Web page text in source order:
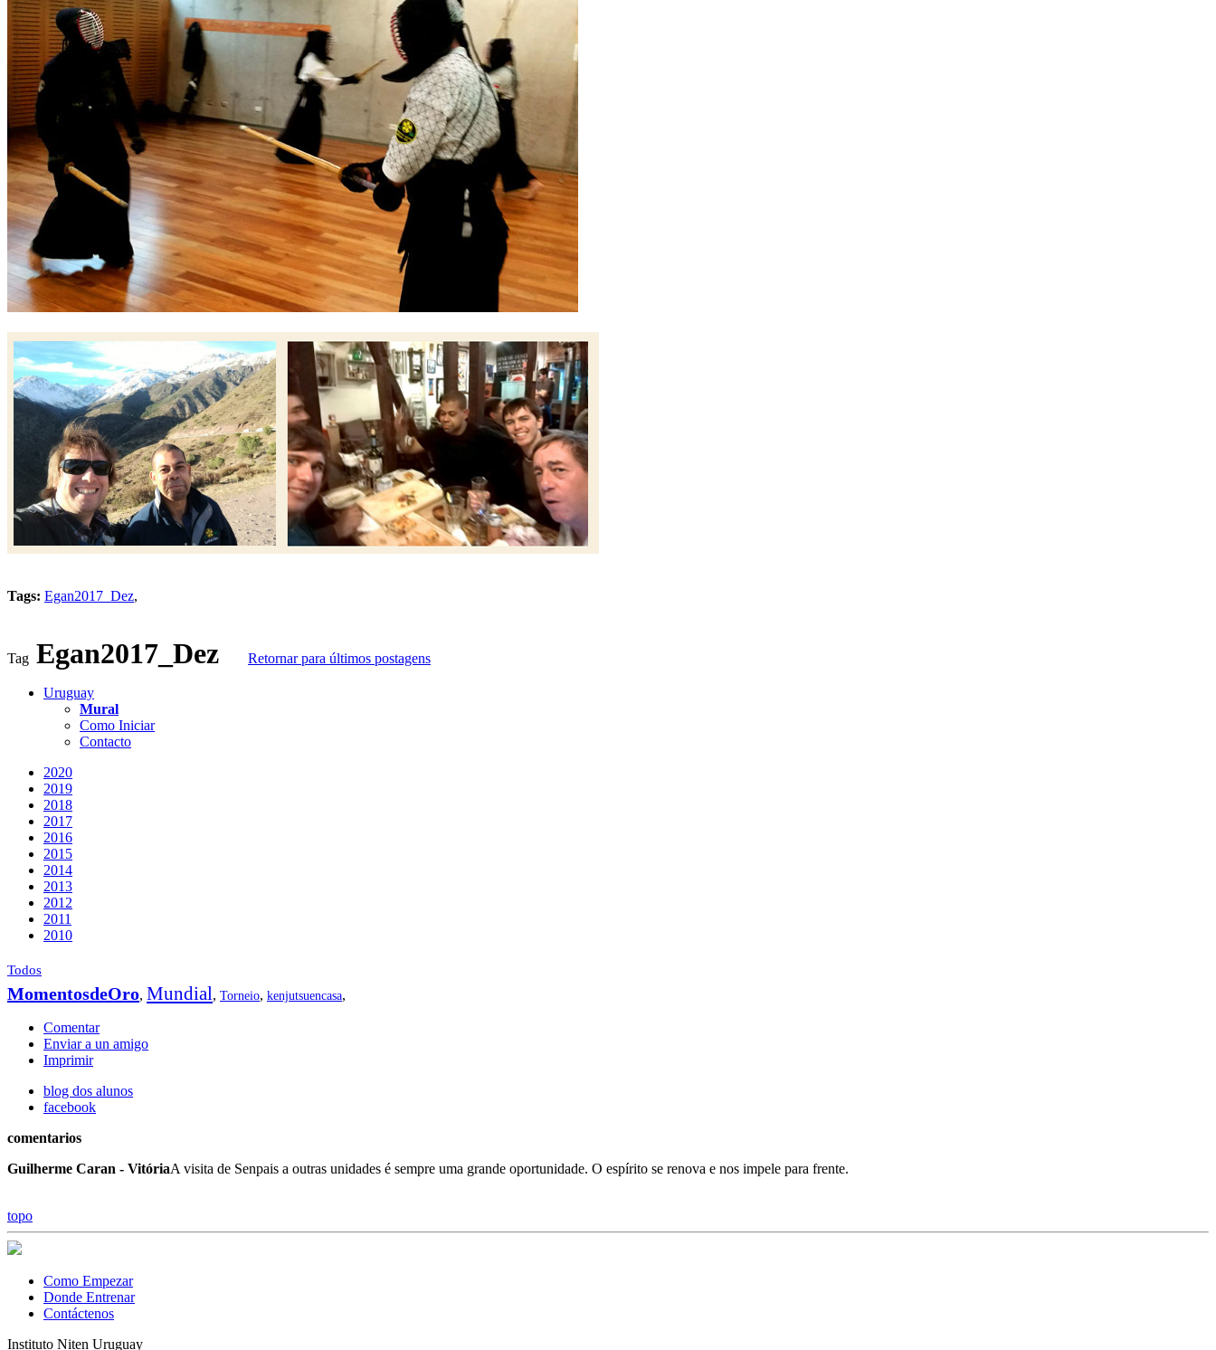
Tags: Egan2017_Dez,
Tag Egan2017_Dez Retornar para últimos postagens
Uruguay
Mural
Como Iniciar
Contacto
2020
2019
2018
2017
2016
2015
2014
2013
2012
2011
2010
Todos
MomentosdeOro, Mundial, Torneio, kenjutsuencasa,
Comentar
Enviar a un amigo
Imprimir
blog dos alunos
facebook
comentarios
Guilherme Caran - VitóriaA visita de Senpais a outras unidades é sempre uma grande oportunidade. O espírito se renova e nos impele para frente.
topo
Como Empezar
Donde Entrenar
Contáctenos
Instituto Niten Uruguay